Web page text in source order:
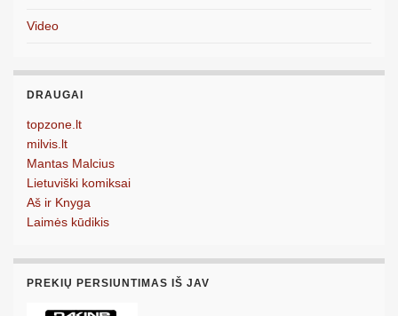
Video
DRAUGAI
topzone.lt
milvis.lt
Mantas Malcius
Lietuviški komiksai
Aš ir Knyga
Laimės kūdikis
PREKIŲ PERSIUNTIMAS IŠ JAV